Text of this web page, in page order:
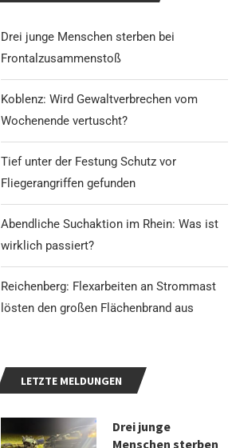
Drei junge Menschen sterben bei
Frontalzusammenstoß
Koblenz: Wird Gewaltverbrechen vom
Wochenende vertuscht?
Tief unter der Festung Schutz vor
Fliegerangriffen gefunden
Abendliche Suchaktion im Rhein: Was ist
wirklich passiert?
Reichenberg: Flexarbeiten an Strommast
lösten den großen Flächenbrand aus
LETZTE MELDUNGEN
Drei junge
Menschen sterben